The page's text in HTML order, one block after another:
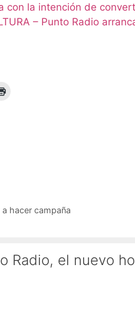
con la intención de
– Punto Radio
hacer campaña
Radio, el nuevo